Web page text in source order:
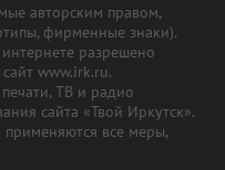
авторским правом,
фирменные знаки).
разрешено
www.irk.ru.
ТВ и радио
сайта «Твой Иркутск».
все меры,